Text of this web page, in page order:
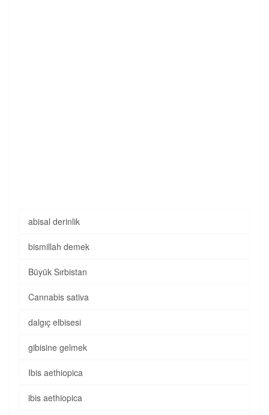
abisal derinlik
bismillah demek
Büyük Sırbistan
Cannabis sativa
dalgıç elbisesi
gibisine gelmek
Ibis aethiopica
ibis aethiopica